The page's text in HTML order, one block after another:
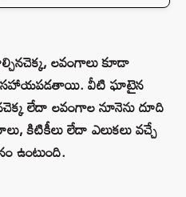
లవంగాలు కూడా
సహాయపడతాయి. వీటి ఘాటైన
లేదా లవంగాల నూనెను దూది
కిటికీలు లేదా ఎలుకలు వచ్చే
ఉంటుంది.